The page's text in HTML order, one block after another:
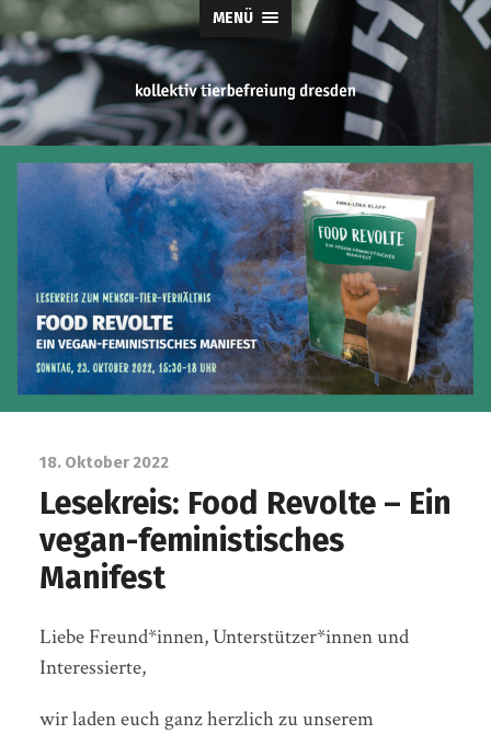
MENÜ
tierbefreiung
dresden
18. Oktober 2022
Lesekreis: Food Revolte – Ein
vegan-feministisches
Manifest
Liebe Freund*innen, Unterstützer*innen und
Interessierte,
wir laden euch ganz herzlich zu unserem